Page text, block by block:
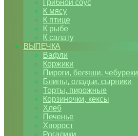
Грибной соус
К мясу
К птице
К рыбе
К салату
ВЫПЕЧКА
Вафли
Коржики
Пироги, беляши, чебуреки
Блины, оладьи, сырники
Торты, пирожные
Корзиночки, кексы
Хлеб
Печенье
Хворост
Рогалики